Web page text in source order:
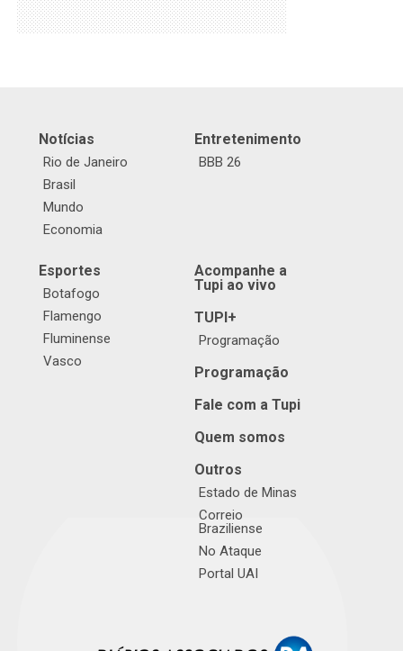
Notícias
Rio de Janeiro
Brasil
Mundo
Economia
Entretenimento
BBB 26
Esportes
Botafogo
Flamengo
Fluminense
Vasco
Acompanhe a
Tupi ao vivo
TUPI+
Programação
Programação
Fale com a Tupi
Quem somos
Outros
Estado de Minas
Correio
Braziliense
No Ataque
Portal UAI